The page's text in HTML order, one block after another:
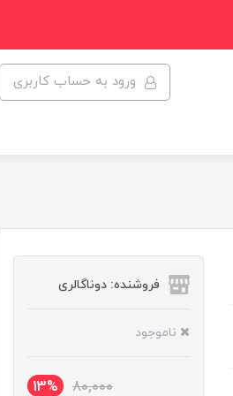
ورود به حساب کاربری
فروشنده: دوناگالری
ناموجود
80,000
13%